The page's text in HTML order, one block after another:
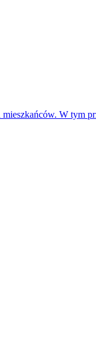
W tym